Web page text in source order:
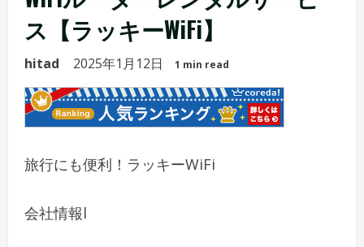
ス【ラッキーWiFi】
hitad 2025年1月12日 1 min read
旅行にも便利！ラッキーWiFi
会社情報l